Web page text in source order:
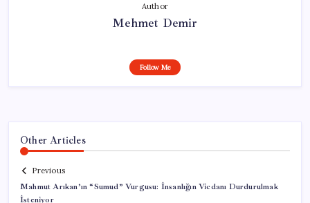
Author
Mehmet Demir
Follow Me
Other Articles
Previous
Mahmut Arıkan’ın “Sumud” Vurgusu: İnsanlığın Vicdanı Durdurulmak
İsteniyor